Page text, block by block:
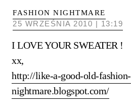
FASHION NIGHTMARE
25 WRZEŚNIA 2010 | 13:19
I LOVE YOUR SWEATER !
xx,
http://like-a-good-old-fashion-
nightmare.blogspot.com/